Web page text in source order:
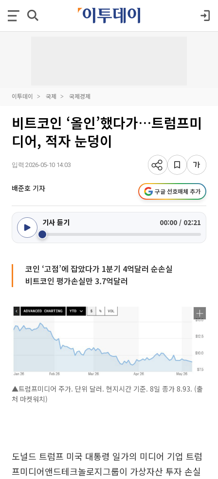
이투데이 국제 국제경제
비트코인 ‘올인’했다가…트럼프미
디어, 적자 눈덩이
입력 2026-05-10 14:03
배준호 기자 구글 선호매체 추가
기사 듣기 00:00 / 02:21
코인 ‘고점’에 잡았다가 1분기 4억달러 순손실
비트코인 평가손실만 3.7억달러
▲트럼프미디어 주가. 단위 달러. 현지시간 기준. 8일 종가 8.93. (출
처 마켓워치)
도널드 트럼프 미국 대통령 일가의 미디어 기업 트럼
프미디어앤드테크놀로지그룹이 가상자산 투자 손실